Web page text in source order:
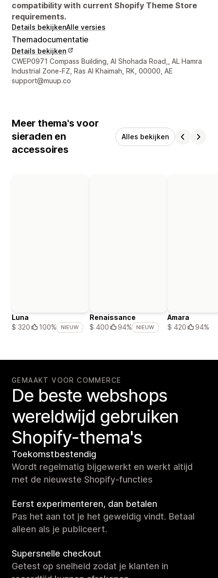
compatibility with current Shopify Theme Store
requirements.
Details bekijkenAlle versies
Themadocumentatie
Details bekijken
Contactgegevens ontwerper
CWEP0971 Compass Building, Al Shohada Road,, AL Hamra
Industrial Zone-FZ, Ras Al Khaimah, RK, 00000, AE
support@muup.co
Meer thema's voor
sieraden en
accessoires
Alles bekijken
Luna
$ 320
100% NIEUW
Renaissance
$ 400
94% NIEUW
Amara
$ 420
94%
GEMAAKT VOOR COMMERCE
De beste webshops
wereldwijd gebruiken
Shopify-thema's
Toekomstbestendig
Wordt regelmatig bijgewerkt en werkt altijd
met de nieuwste Shopify-functies
Eerst experimenteren, dan betalen
Pas het aan tot je het geweldig vindt. Betaal
alleen als je publiceert.
Supersnelle checkout
Getest op snelheid zodat je klanten in